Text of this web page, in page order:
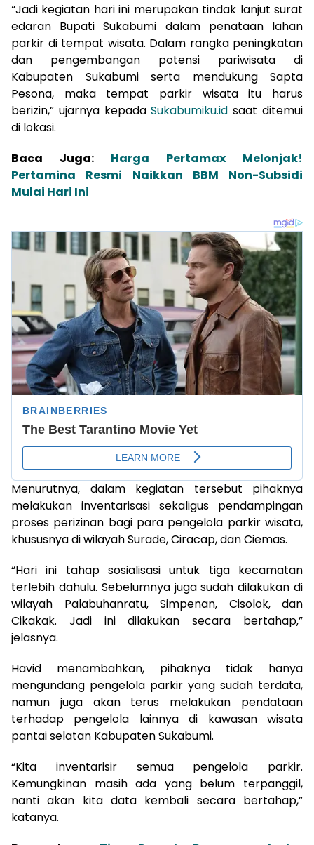
“Jadi kegiatan hari ini merupakan tindak lanjut surat
edaran Bupati Sukabumi dalam penataan lahan
parkir di tempat wisata. Dalam rangka peningkatan
dan pengembangan potensi pariwisata di
Kabupaten Sukabumi serta mendukung Sapta
Pesona, maka tempat parkir wisata itu harus
berizin,” ujarnya kepadaSukabumiku.id saat ditemui
di lokasi.
Baca Juga: Harga Pertamax Melonjak!
Pertamina Resmi Naikkan BBM Non-Subsidi
Mulai Hari Ini
Menurutnya, dalam kegiatan tersebut pihaknya
melakukan inventarisasi sekaligus pendampingan
proses perizinan bagi para pengelola parkir wisata,
khususnya di wilayah Surade, Ciracap, dan Ciemas.
“Hari ini tahap sosialisasi untuk tiga kecamatan
terlebih dahulu. Sebelumnya juga sudah dilakukan di
wilayah Palabuhanratu, Simpenan, Cisolok, dan
Cikakak. Jadi ini dilakukan secara bertahap,”
jelasnya.
Havid menambahkan, pihaknya tidak hanya
mengundang pengelola parkir yang sudah terdata,
namun juga akan terus melakukan pendataan
terhadap pengelola lainnya di kawasan wisata
pantai selatan Kabupaten Sukabumi.
“Kita inventarisir semua pengelola parkir.
Kemungkinan masih ada yang belum terpanggil,
nanti akan kita data kembali secara bertahap,”
katanya.